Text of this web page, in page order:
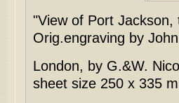
"View of Port
Orig.engraving by
London, by G.&W.
sheet size 250 x 335